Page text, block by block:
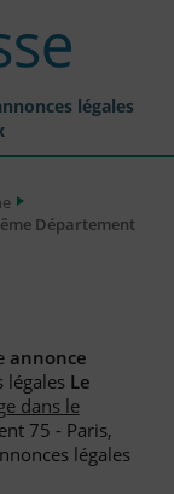
légales
Légales
Département
annonce
légales Le
dans le
75 - Paris,
légales